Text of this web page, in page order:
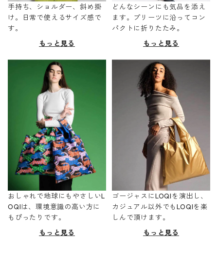
手持ち、ショルダー、斜め掛
け。日常で使えるサイズ感で
す。
もっと見る
どんなシーンにも気品を添え
ます。プリーツに沿ってコン
パクトに折りたたみ。
もっと見る
おしゃれで地球にもやさしいL
OQIは、環境意識の高い方に
もぴったりです。
もっと見る
ゴージャスにLOQIを演出し、
カジュアル以外でもLOQIを楽
しんで頂けます。
もっと見る